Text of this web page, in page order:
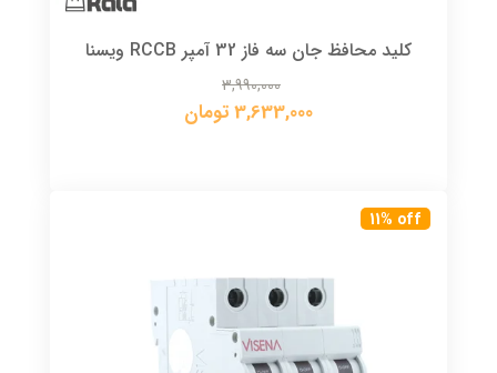
کلید محافظ جان سه فاز 32 آمپر RCCB ویسنا
3,990,000
3,633,000 تومان
11% off